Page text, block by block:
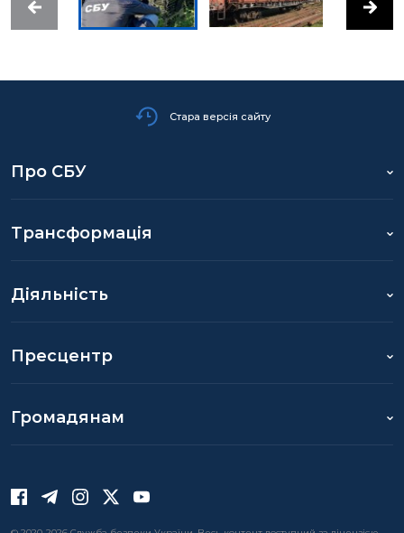
Стара версія сайту
Про СБУ
Трансформація
Діяльність
Пресцентр
Громадянам